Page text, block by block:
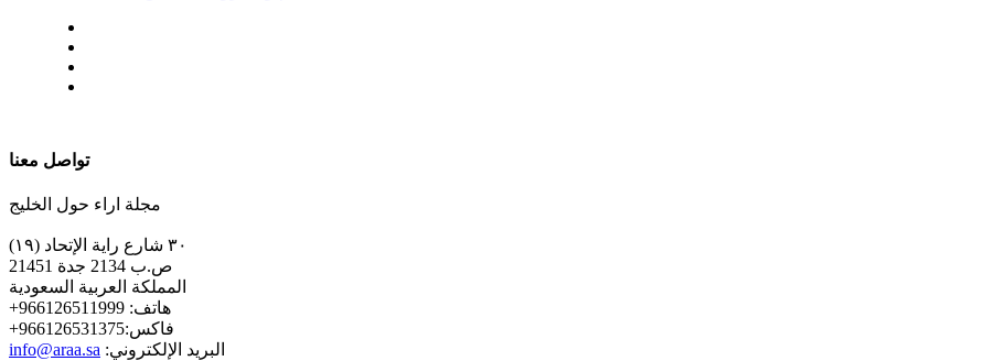
تواصل معنا
مجلة اراء حول الخليج
٣٠ شارع راية الإتحاد (١٩)
ص.ب 2134 جدة 21451
المملكة العربية السعودية
+هاتف: 966126511999
+فاكس:966126531375
info@araa.sa :البريد الإلكتروني